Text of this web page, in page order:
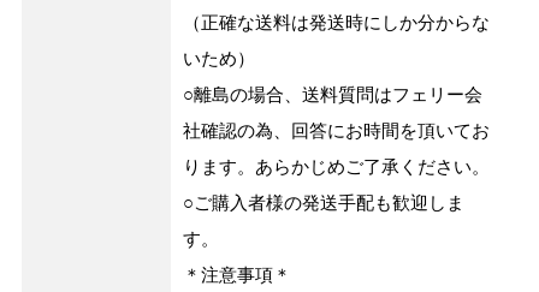
（正確な送料は発送時にしか分からな
いため）
○離島の場合、送料質問はフェリー会
社確認の為、回答にお時間を頂いてお
ります。あらかじめご了承ください。
○ご購入者様の発送手配も歓迎しま
す。
＊注意事項＊